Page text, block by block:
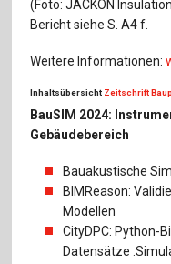
(Foto: JACKON
Bericht siehe S. A4 f.
Weitere Informationen:
Inhaltsübersicht Zeitschrift
BauSIM 2024:
Gebäudebereich
Bauakustische
BIMReason:
Modellen
CityDPC: Python-
Datensätze